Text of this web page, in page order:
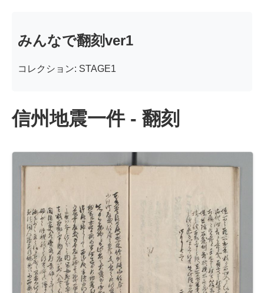
みんなで翻刻ver1
コレクション: STAGE1
信州地震一件 - 翻刻